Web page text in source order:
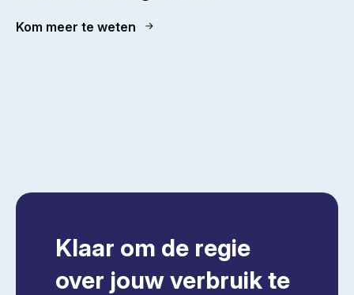
Kom meer te weten
Klaar om de regie
over jouw verbruik te